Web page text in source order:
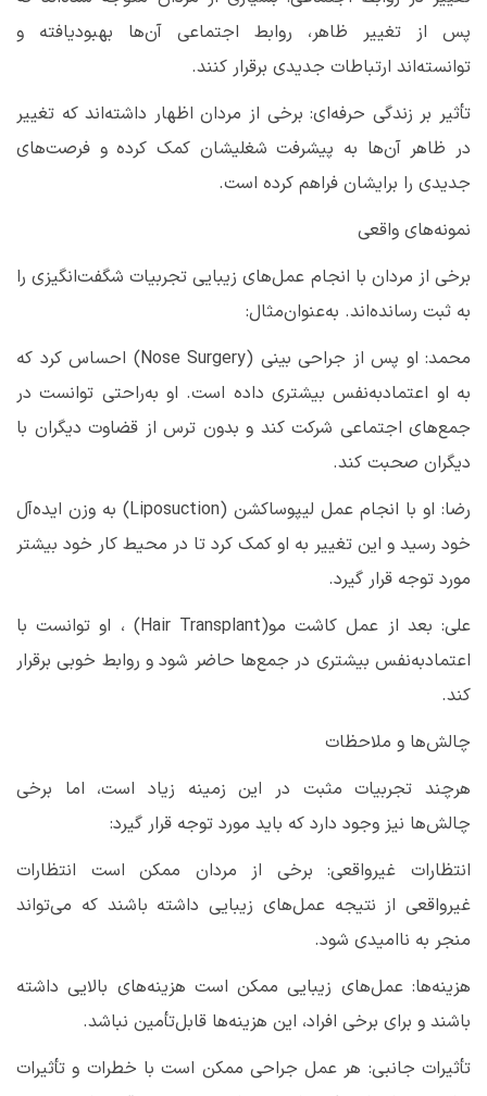
پس از تغییر ظاهر، روابط اجتماعی آن‌ها بهبودیافته و
توانسته‌اند ارتباطات جدیدی برقرار کنند.
تأثیر بر زندگی حرفه‌ای: برخی از مردان اظهار داشته‌اند که تغییر
در ظاهر آن‌ها به پیشرفت شغلیشان کمک کرده و فرصت‌های
جدیدی را برایشان فراهم کرده است.
نمونه‌های واقعی
برخی از مردان با انجام عمل‌های زیبایی تجربیات شگفت‌انگیزی را
به ثبت رسانده‌اند. به‌عنوان‌مثال:
محمد: او پس از جراحی بینی (Nose Surgery) احساس کرد که
به او اعتمادبه‌نفس بیشتری داده است. او به‌راحتی توانست در
جمع‌های اجتماعی شرکت کند و بدون ترس از قضاوت دیگران با
دیگران صحبت کند.
رضا: او با انجام عمل لیپوساکشن (Liposuction) به وزن ایده‌آل
خود رسید و این تغییر به او کمک کرد تا در محیط کار خود بیشتر
مورد توجه قرار گیرد.
علی: بعد از عمل کاشت مو(Hair Transplant) ، او توانست با
اعتمادبه‌نفس بیشتری در جمع‌ها حاضر شود و روابط خوبی برقرار
کند.
چالش‌ها و ملاحظات
هرچند تجربیات مثبت در این زمینه زیاد است، اما برخی
چالش‌ها نیز وجود دارد که باید مورد توجه قرار گیرد:
انتظارات غیرواقعی: برخی از مردان ممکن است انتظارات
غیرواقعی از نتیجه عمل‌های زیبایی داشته باشند که می‌تواند
منجر به ناامیدی شود.
هزینه‌ها: عمل‌های زیبایی ممکن است هزینه‌های بالایی داشته
باشند و برای برخی افراد، این هزینه‌ها قابل‌تأمین نباشد.
تأثیرات جانبی: هر عمل جراحی ممکن است با خطرات و تأثیرات